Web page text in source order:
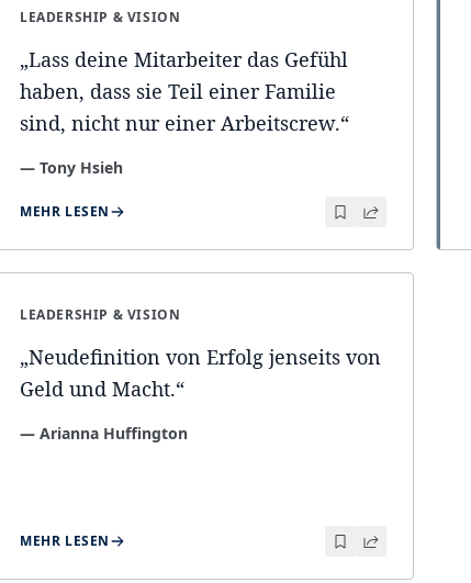
LEADERSHIP & VISION
„Lass deine Mitarbeiter das Gefühl
haben, dass sie Teil einer Familie
sind, nicht nur einer Arbeitscrew.“
— Tony Hsieh
MEHR LESEN
LEADERSHIP & VISION
„Neudefinition von Erfolg jenseits von
Geld und Macht.“
— Arianna Huffington
MEHR LESEN